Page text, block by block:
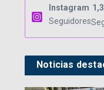
Instagram
Seguidores
Noticias